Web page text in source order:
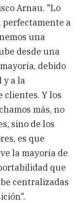
Arnau. "Lo
perfectamente a
una
desde una
debido
y a la
clientes. Y los
más, no
sino de los
es que
la mayoría de
que
centralizadas